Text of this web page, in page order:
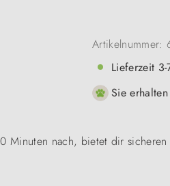
Artikelnummer:
Lieferzeit
Sie
Minuten nach, bietet dir